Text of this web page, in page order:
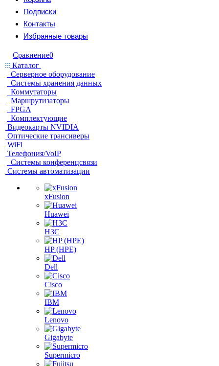
Подписки
Контакты
Избранные товары
Сравнение0
Каталог
Серверное оборудование
Системы хранения данных
Коммутаторы
Маршрутизаторы
FPGA
Комплектующие
Видеокарты NVIDIA
Оптические трансиверы
WiFi
Телефония/VoIP
Системы конференцсвязи
Системы автоматизации
xFusion
Huawei
H3C
HP (HPE)
Dell
Cisco
IBM
Lenovo
Gigabyte
Supermicro